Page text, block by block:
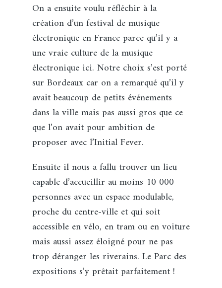
On a ensuite voulu réfléchir à la
création d’un festival de musique
électronique en France parce qu’il y a
une vraie culture de la musique
électronique ici. Notre choix s’est porté
sur Bordeaux car on a remarqué qu’il y
avait beaucoup de petits événements
dans la ville mais pas aussi gros que ce
que l’on avait pour ambition de
proposer avec l’Initial Fever.
Ensuite il nous a fallu trouver un lieu
capable d’accueillir au moins 10 000
personnes avec un espace modulable,
proche du centre-ville et qui soit
accessible en vélo, en tram ou en voiture
mais aussi assez éloigné pour ne pas
trop déranger les riverains. Le Parc des
expositions s’y prêtait parfaitement !